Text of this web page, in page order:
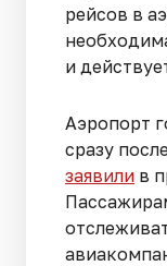
рейсов в
и
Аэропорт
сразу
заявили в